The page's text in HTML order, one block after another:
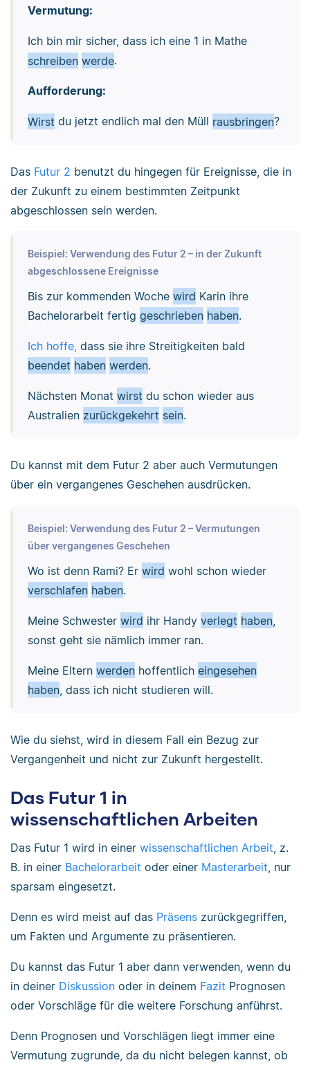
Vermutung:
Ich bin mir sicher, dass ich eine 1 in Mathe
schreiben werde.
Aufforderung:
Wirst du jetzt endlich mal den Müll rausbringen?
Das Futur 2 benutzt du hingegen für Ereignisse, die in
der Zukunft zu einem bestimmten Zeitpunkt
abgeschlossen sein werden.
Beispiel: Verwendung des Futur 2 – in der Zukunft
abgeschlossene Ereignisse
Bis zur kommenden Woche wird Karin ihre
Bachelorarbeit fertig geschrieben haben.
Ich hoffe,dass sie ihre Streitigkeiten bald
beendet haben werden.
Nächsten Monat wirst du schon wieder aus
Australien zurückgekehrt sein.
Du kannst mit dem Futur 2 aber auch Vermutungen
über ein vergangenes Geschehen ausdrücken.
Beispiel: Verwendung des Futur 2 – Vermutungen
über vergangenes Geschehen
Wo ist denn Rami? Er wird wohl schon wieder
verschlafen haben.
Meine Schwester wird ihr Handy verlegt haben,
sonst geht sie nämlich immer ran.
Meine Eltern werdenhoffentlich eingesehen
haben, dass ich nicht studieren will.
Wie du siehst, wird in diesem Fall ein Bezug zur
Vergangenheit und nicht zur Zukunft hergestellt.
Das Futur 1 in
wissenschaftlichen Arbeiten
Das Futur 1 wird in einer wissenschaftlichen Arbeit, z.
B. in einer Bachelorarbeit oder einer Masterarbeit, nur
sparsam eingesetzt.
Denn es wird meist auf das Präsens zurückgegriffen,
um Fakten und Argumente zu präsentieren.
Du kannst das Futur 1 aber dann verwenden, wenn du
in deiner Diskussion oder in deinem Fazit Prognosen
oder Vorschläge für die weitere Forschung anführst.
Denn Prognosen und Vorschlägen liegt immer eine
Vermutung zugrunde, da du nicht belegen kannst, ob